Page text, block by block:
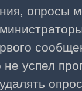
опросы
успел